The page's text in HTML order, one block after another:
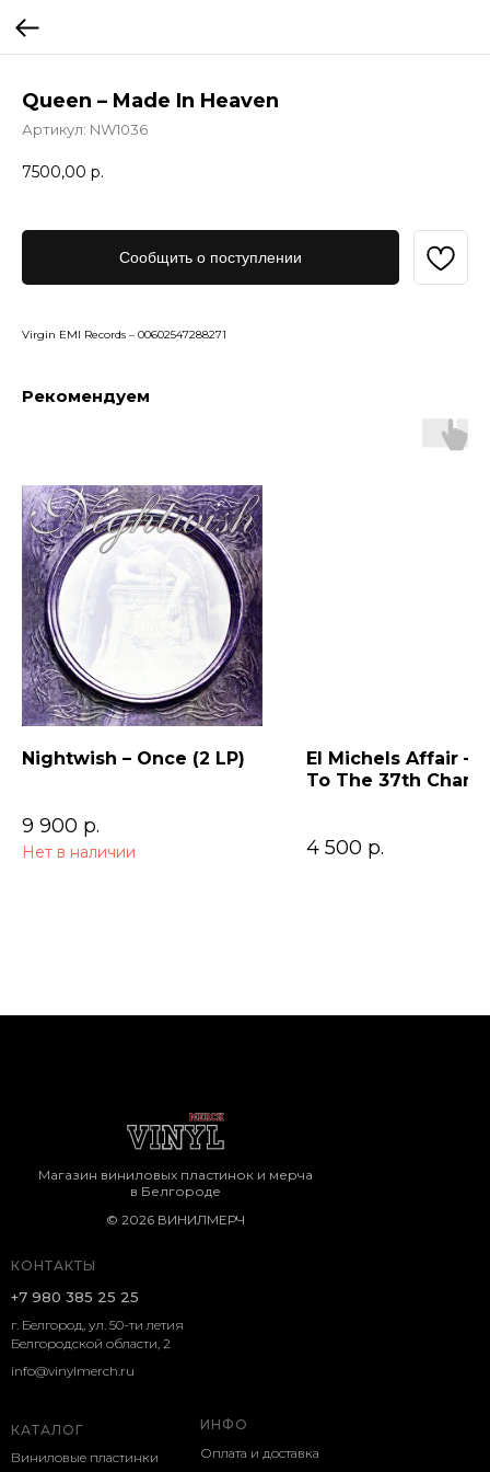
Queen – Made In Heaven
Артикул: NW1036
7500,00 р.
Сообщить о поступлении
Virgin EMI Records – 00602547288271
Рекомендуем
Nightwish – Once (2 LP)
9 900 р.
Нет в наличии
El Michels Affair –
To The 37th
4 500 р.
КОНТАКТЫ
г. Белгород, ул. 50-ти летия
Белгородской области, 2
КАТАЛОГ
Виниловые пластинки
ИНФО
Оплата и доставка
+7 980 385 25 25
Магазин виниловых пластинок и мерча
в Белгороде
© 2026 ВИНИЛМЕРЧ
info@vinylmerch.ru